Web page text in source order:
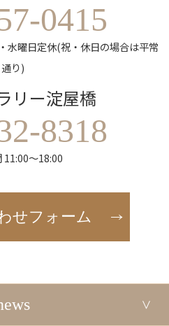
0415
水曜日定休(祝・休日の場合は平常
通り)
リー淀屋橋
8318
11:00～18:00
せフォーム